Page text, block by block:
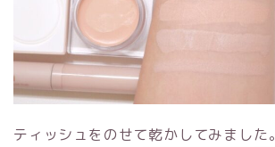
ティッシュをのせて乾かしてみました。